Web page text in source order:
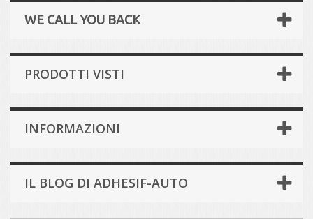
WE CALL YOU BACK
PRODOTTI VISTI
INFORMAZIONI
IL BLOG DI ADHESIF-AUTO